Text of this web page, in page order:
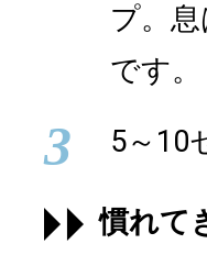
プ。
です。
3 5～10
慣れて